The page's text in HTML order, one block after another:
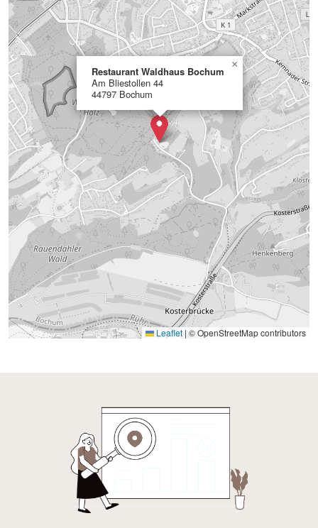
Restaurant Waldhaus Bochum
Am Bliestollen 44
44797 Bochum
×
Leaflet | © OpenStreetMap contributors